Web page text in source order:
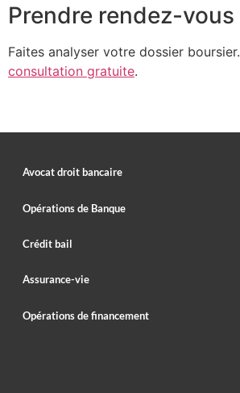
Prendre rendez-vous
Faites analyser votre dossier boursier.
consultation gratuite.
Avocat droit bancaire
Opérations de Banque
Crédit bail
Assurance-vie
Opérations de financement